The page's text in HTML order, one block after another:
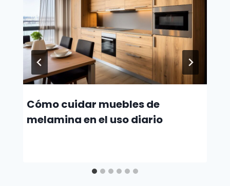
Cómo cuidar muebles de
melamina en el uso diario